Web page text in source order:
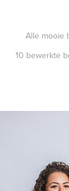
Alle mooie
10 bewerkte